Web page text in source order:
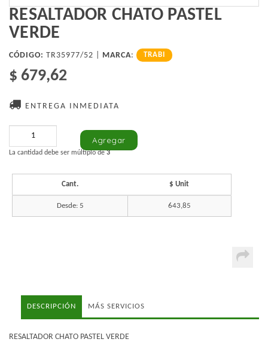
RESALTADOR CHATO PASTEL
VERDE
CÓDIGO: TR35977/52 | MARCA: TRABI
$ 679,62
ENTREGA INMEDIATA
La cantidad debe ser múltiplo de 3
Cant. $ Unit
Desde: 5 643,85
DESCRIPCIÓN MÁS SERVICIOS
RESALTADOR CHATO PASTEL VERDE